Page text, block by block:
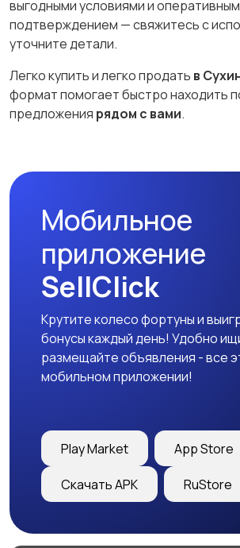
выгодными условиями и оперативным
подтверждением — свяжитесь с
уточните детали.
Легко купить и легко продать в
формат помогает быстро находить
предложения рядом с вами.
Мобильное
приложение
SellClick
Крутите колесо фортуны и
бонусы каждый день! Удобно
размещайте объявления - все
мобильном приложении!
Play Market App Store
Скачать APK RuStore